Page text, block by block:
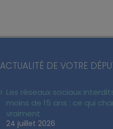
ACTUALITÉ DE VOTRE
Les réseaux sociaux
moins de 15 ans : ce qui
vraiment
24 juillet 2026